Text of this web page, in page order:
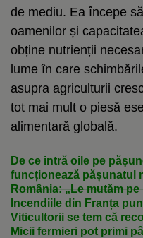
de mediu. Ea începe
oamenilor și
obține nutrienții
lume în care
asupra agriculturii
tot mai mult o piesă
alimentară globală.
De ce intră oile pe
funcționează pășunatul
România: „Le mutăm
Incendiile din Franța
Viticultorii se tem că
Micii fermieri pot primi